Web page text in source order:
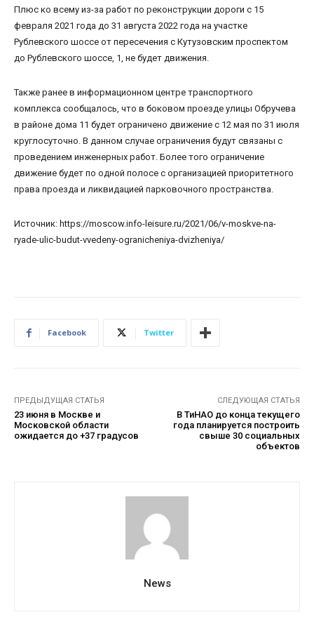
Плюс ко всему из-за работ по реконструкции дороги с 15
февраля 2021 года до 31 августа 2022 года на участке
Рублевского шоссе от пересечения с Кутузовским проспектом
до Рублевского шоссе, 1, не будет движения.
Также ранее в информационном центре транспортного
комплекса сообщалось, что в боковом проезде улицы Обручева
в районе дома 11 будет ограничено движение с 12 мая по 31 июля
круглосуточно. В данном случае ограничения будут связаны с
проведением инженерных работ. Более того ограничение
движение будет по одной полосе с организацией приоритетного
права проезда и ликвидацией парковочного пространства.
Источник: https://moscow.info-leisure.ru/2021/06/v-moskve-na-
ryade-ulic-budut-vvedeny-ogranicheniya-dvizheniya/
Facebook Twitter
ПРЕДЫДУЩАЯ СТАТЬЯ
23 июня в Москве и
Московской области
ожидается до +37 градусов
СЛЕДУЮЩАЯ СТАТЬЯ
В ТиНАО до конца текущего
года планируется построить
свыше 30 социальных
объектов
News